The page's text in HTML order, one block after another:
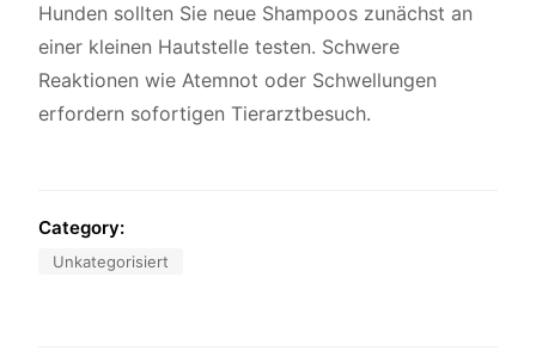
Hunden sollten Sie neue Shampoos zunächst an
einer kleinen Hautstelle testen. Schwere
Reaktionen wie Atemnot oder Schwellungen
erfordern sofortigen Tierarztbesuch.
Category:
Unkategorisiert